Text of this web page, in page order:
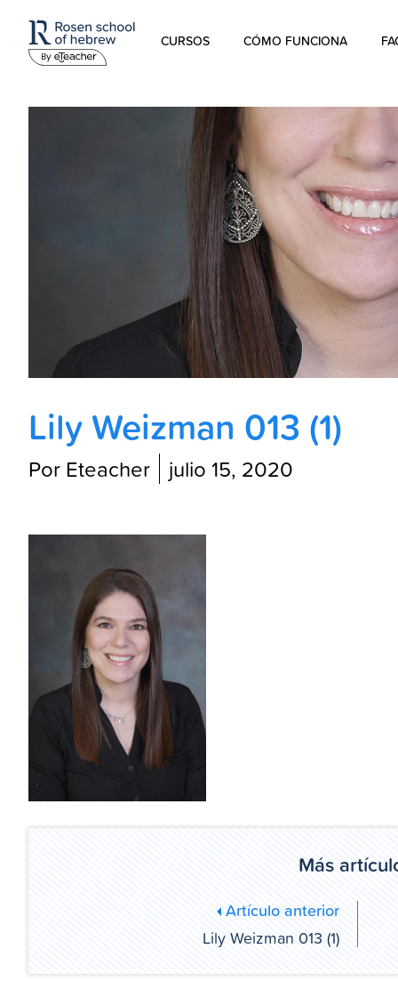
CURSOS
Hebreo hablado
Hebreo para niños
Estudios sobre Israel
Hebreo Bíblico
CÓMO FUNCIONA
Lily Weizman 013 (1)
Por Eteacher julio 15, 2020
Más
Artículo anterior
Lily Weizman 013 (1)